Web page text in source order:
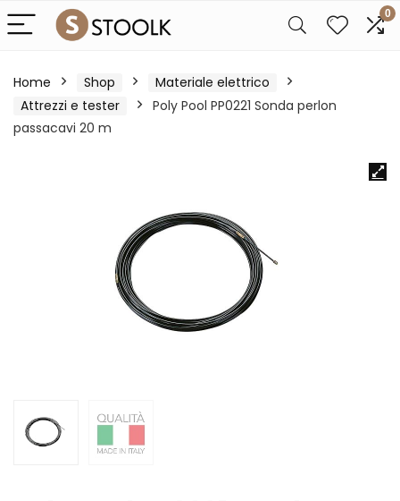
0
Home Shop
Materiale elettrico
Attrezzi e tester
Poly Pool PP0221 Sonda perlon
passacavi 20 m